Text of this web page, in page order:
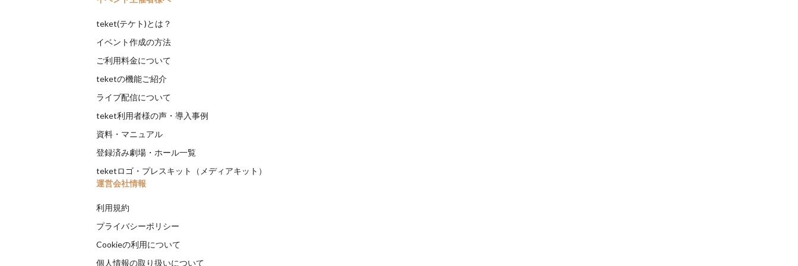
teket(テケト)とは？
イベント作成の方法
ご利用料金について
teketの機能ご紹介
ライブ配信について
teket利用者様の声・導入事例
資料・マニュアル
登録済み劇場・ホール一覧
teketロゴ・プレスキット（メディアキット）
運営会社情報
利用規約
プライバシーポリシー
Cookieの利用について
個人情報の取り扱いについて